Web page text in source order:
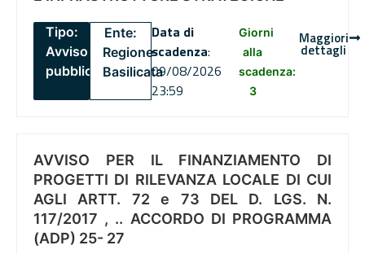
Tipo:
Avviso
pubblico
Ente:
Regione
Basilicata
Data di
scadenza:
09/08/2026
23:59
Giorni
alla
scadenza:
3
Maggiori
dettagli
AVVISO PER IL FINANZIAMENTO DI
PROGETTI DI RILEVANZA LOCALE DI CUI
AGLI ARTT. 72 e 73 DEL D. LGS. N.
117/2017 , .. ACCORDO DI PROGRAMMA
(ADP) 25- 27